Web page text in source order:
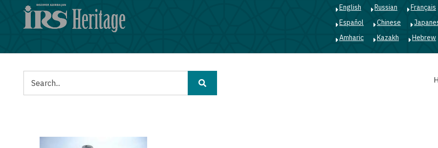
contenuto
English Russian Français
Español
Chinese
Amharic
Kazakh Hebrew